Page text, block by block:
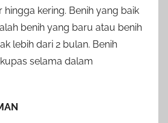
kering. Benih yang baik
benih yang baru atau benih
lebih dari 2 bulan. Benih
selama dalam